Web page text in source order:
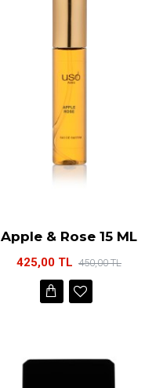
Apple & Rose 15 ML
425,00 TL 450,00 TL